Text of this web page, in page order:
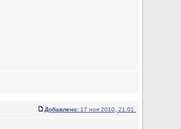
Добавлено: 17 ноя 2010, 21:01